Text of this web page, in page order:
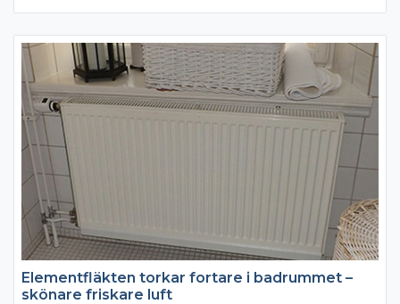
Elementfläkten torkar fortare i badrummet –
skönare friskare luft